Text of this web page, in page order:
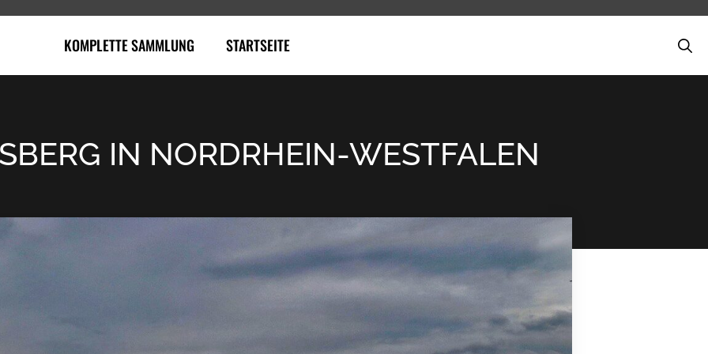
KOMPLETTE SAMMLUNG STARTSEITE
IN NORDRHEIN-WESTFALEN